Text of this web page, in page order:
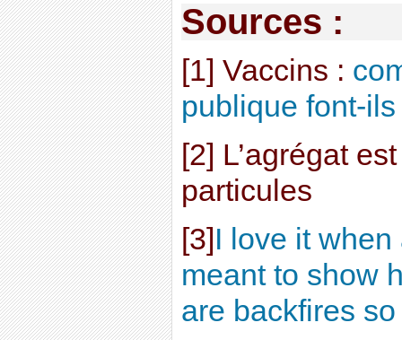
Sources :
[1] Vaccins :
publique font-
[2] L’agrégat
particules
[3]I love it when
meant to show
are backfires